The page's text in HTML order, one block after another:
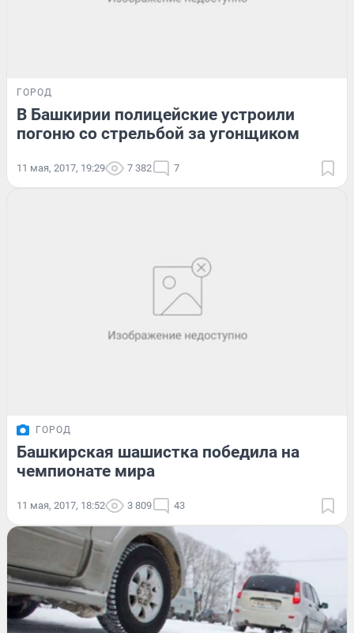
ГОРОД
В Башкирии полицейские устроили
погоню со стрельбой за угонщиком
11 мая, 2017, 19:29 7 382 7
ГОРОД
Башкирская шашистка победила на
чемпионате мира
11 мая, 2017, 18:52 3 809 43